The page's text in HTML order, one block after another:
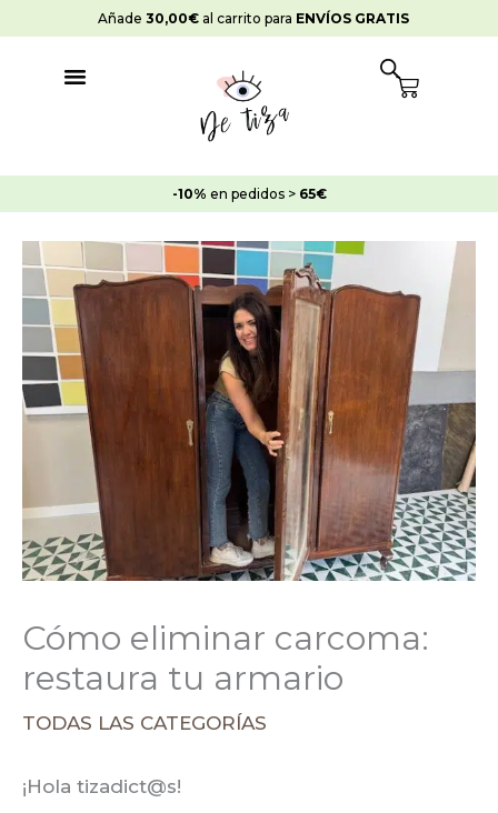
al
Añade 30,00€ al carrito para ENVÍOS GRATIS
Cart
-10% en pedidos > 65€
Cómo eliminar carcoma:
restaura tu armario
TODAS LAS CATEGORÍAS
¡Hola tizadict@s!